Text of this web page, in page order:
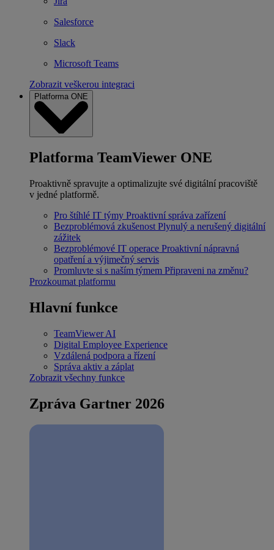
Salesforce
Slack
Microsoft Teams
Zobrazit veškerou integraci
Platforma ONE
Platforma TeamViewer ONE
Proaktivně spravujte a optimalizujte své digitální pracoviště
v jedné platformě.
Pro štíhlé IT týmy Proaktivní správa zařízení
Bezproblémová zkušenost Plynulý a nerušený digitální
zážitek
Bezproblémové IT operace Proaktivní nápravná
opatření a výjimečný servis
Promluvte si s naším týmem Připraveni na změnu?
Prozkoumat platformu
Hlavní funkce
TeamViewer AI
Digital Employee Experience
Vzdálená podpora a řízení
Správa aktiv a záplat
Zobrazit všechny funkce
Zpráva Gartner 2026